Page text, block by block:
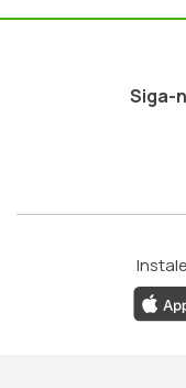
Siga-